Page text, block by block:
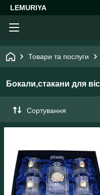
LEMURIYA
Товари та послуги
Бокали,стакани для
Сортування